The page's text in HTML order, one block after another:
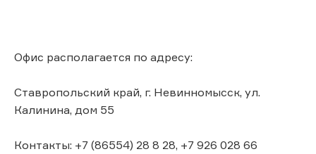
Офис располагается по адресу:
Ставропольский край, г. Невинномысск, ул.
Калинина, дом 55
Контакты: +7 (86554) 28 8 28, +7 926 028 66